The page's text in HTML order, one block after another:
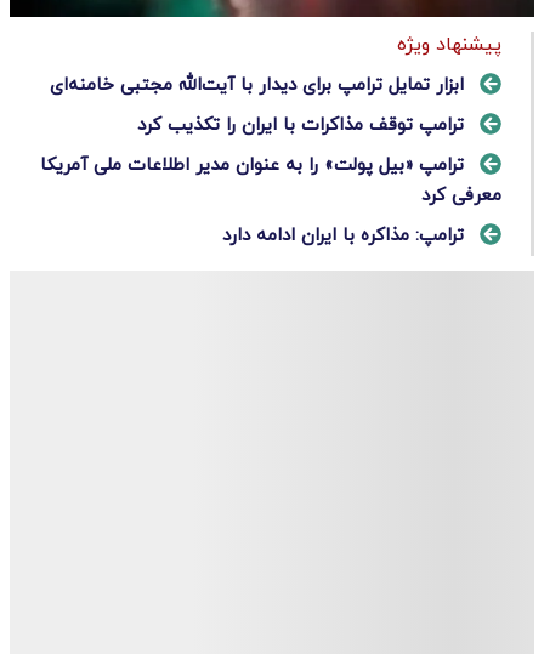
پیشنهاد ویژه
ابزار تمایل ترامپ برای دیدار با آیت‌الله مجتبی خامنه‌ای
ترامپ توقف مذاکرات با ایران را تکذیب کرد
ترامپ «بیل پولت» را به عنوان مدیر اطلاعات ملی آمریکا
معرفی کرد
ترامپ: مذاکره با ایران ادامه دارد